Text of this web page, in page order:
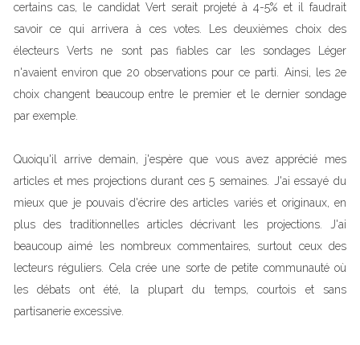
certains cas, le candidat Vert serait projeté à 4-5% et il faudrait
savoir ce qui arrivera à ces votes. Les deuxièmes choix des
électeurs Verts ne sont pas fiables car les sondages Léger
n'avaient environ que 20 observations pour ce parti. Ainsi, les 2e
choix changent beaucoup entre le premier et le dernier sondage
par exemple.
Quoiqu'il arrive demain, j'espère que vous avez apprécié mes
articles et mes projections durant ces 5 semaines. J'ai essayé du
mieux que je pouvais d'écrire des articles variés et originaux, en
plus des traditionnelles articles décrivant les projections. J'ai
beaucoup aimé les nombreux commentaires, surtout ceux des
lecteurs réguliers. Cela crée une sorte de petite communauté où
les débats ont été, la plupart du temps, courtois et sans
partisanerie excessive.